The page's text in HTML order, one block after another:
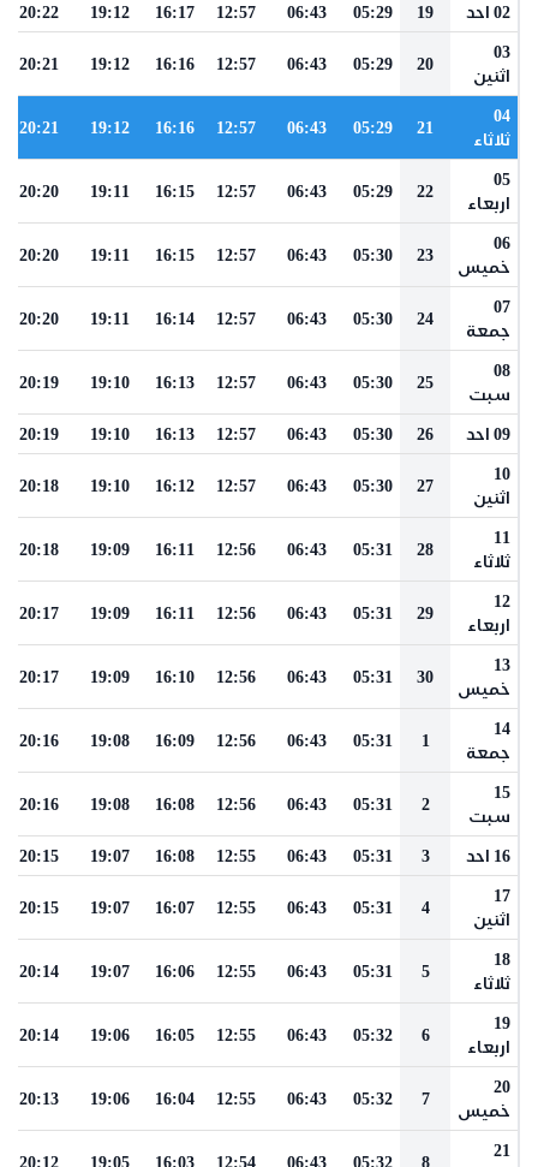
02 احد 19
05:29
06:43
12:57
16:17
19:12
20:22
03
اثنين
20
05:29
06:43
12:57
16:16
19:12
20:21
04
ثلاثاء
21
05:29
06:43
12:57
16:16
19:12
20:21
05
اربعاء
22
05:29
06:43
12:57
16:15
19:11
20:20
06
خميس
23
05:30
06:43
12:57
16:15
19:11
20:20
07
جمعة
24
05:30
06:43
12:57
16:14
19:11
20:20
08
سبت
25
05:30
06:43
12:57
16:13
19:10
20:19
09 احد 26
05:30
06:43
12:57
16:13
19:10
20:19
10
اثنين
27
05:30
06:43
12:57
16:12
19:10
20:18
11
ثلاثاء
28
05:31
06:43
12:56
16:11
19:09
20:18
12
اربعاء
29
05:31
06:43
12:56
16:11
19:09
20:17
13
خميس
30
05:31
06:43
12:56
16:10
19:09
20:17
14
جمعة
1
05:31
06:43
12:56
16:09
19:08
20:16
15
سبت
2
05:31
06:43
12:56
16:08
19:08
20:16
16 احد 3
05:31
06:43
12:55
16:08
19:07
20:15
17
اثنين
4
05:31
06:43
12:55
16:07
19:07
20:15
18
ثلاثاء
5
05:31
06:43
12:55
16:06
19:07
20:14
19
اربعاء
6
05:32
06:43
12:55
16:05
19:06
20:14
20
خميس
7
05:32
06:43
12:55
16:04
19:06
20:13
21
8
05:32
06:43
12:54
16:03
19:05
20:12